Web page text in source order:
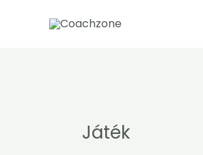
Játék